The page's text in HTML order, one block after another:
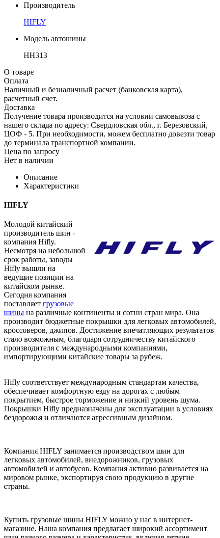
Производитель
HIFLY
Модель автошины
HH313
О товаре
Оплата
Наличный и безналичный расчет (банковская карта),
расчетный счет.
Доставка
Получение товара производится на условии самовывоза с
нашего склада по адресу: Свердловская обл., г. Березовский,
ЦОФ - 5. При необходимости, можем бесплатно довезти товар
до терминала транспортной компании.
Цена по запросу
Нет в наличии
Описание
Характеристики
HIFLY
Молодой китайский
производитель шин -
компания Hifly.
Несмотря на небольшой
срок работы, заводы
Hifly вышли на
ведущие позиции на
китайском рынке.
Сегодня компания
поставляет грузовые
шины на различные континенты и сотни стран мира. Она
производит бюджетные покрышки для легковых автомобилей,
кроссоверов, джипов. Достижение впечатляющих результатов
стало возможным, благодаря сотрудничеству китайского
производителя с международными компаниями,
импортирующими китайские товары за рубеж.
Hifly соответствует международным стандартам качества,
обеспечивает комфортную езду на дорогах с любым
покрытием, быстрое торможение и низкий уровень шума.
Покрышки Hifly предназначены для эксплуатации в условиях
бездорожья и отличаются агрессивным дизайном.
Компания HIFLY занимается производством шин для
легковых автомобилей, внедорожников, грузовых
автомобилей и автобусов. Компания активно развивается на
мировом рынке, экспортируя свою продукцию в другие
страны.
Купить грузовые шины HIFLY можно у нас в интернет-
магазине. Наша компания предлагает широкий ассортимент